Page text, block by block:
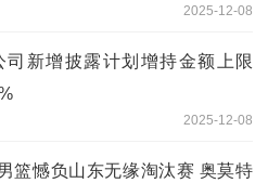
2025-12-08
新增披露计划增持金额上限
2025-12-08
篮憾负山东无缘淘汰赛 奥莫特